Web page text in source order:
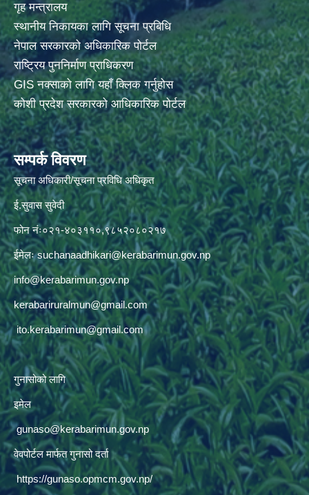
गृह मन्त्रालय
स्थानीय निकायका लागि सूचना प्रबिधि
नेपाल सरकारको अधिकारिक पोर्टल
राष्ट्रिय पुननिर्माण प्राधिकरण
GIS नक्साको लागि यहाँ क्लिक गर्नुहोस
कोशी प्रदेश सरकारको आधिकारिक पोर्टल
सम्पर्क विवरण
सूचना अधिकारी/सूचना प्रविधि अधिकृत
ई.सुवास सुवेदी
फोन नंः०२१-४०३११०,९८५२०८०२१७
ईमेलःsuchanaadhikari@kerabarimun.gov.np
info@kerabarimun.gov.np
kerabariruralmun@gmail.com
ito.kerabarimun@gmail.com
गुनासोको लागि
इमेल
gunaso@kerabarimun.gov.np
वेवपोर्टल मार्फत गुनासो दर्ता
https://gunaso.opmcm.gov.np/